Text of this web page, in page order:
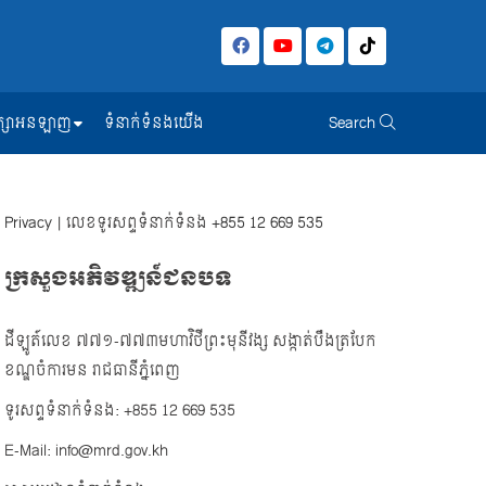
សាអនឡាញ ទំនាក់ទំនងយើង Search
Privacy | លេខទូរសព្ទទំនាក់ទំនង +855 12 669 535
ក្រសួងអភិវឌ្ឍន៍ជនបទ
ដីឡូត៍លេខ ៧៧១-៧៧៣មហាវិថីព្រះមុនីវង្ស សង្កាត់បឹងត្របែក
ខណ្ឌចំការមន រាជធានីភ្នំពេញ
ទូរសព្ទទំនាក់ទំនង: +855 12 669 535
E-Mail: info@mrd.gov.kh